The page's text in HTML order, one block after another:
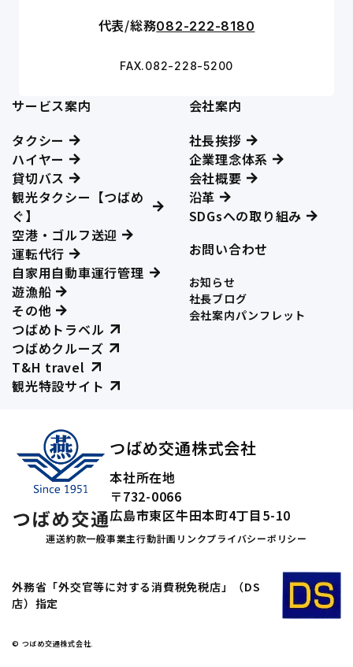
代表/総務082-222-8180
FAX.082-228-5200
サービス案内
タクシー
ハイヤー
貸切バス
観光タクシー【つばめ
ぐ】
空港・ゴルフ送迎
運転代行
自家用自動車運行管理
遊漁船
その他
つばめトラベル
つばめクルーズ
T&H travel
観光特設サイト
会社案内
社長挨拶
企業理念体系
会社概要
沿革
SDGsへの取り組み
お問い合わせ
お知らせ
社長ブログ
会社案内パンフレット
つばめ交通株式会社
本社所在地
〒732-0066
広島市東区牛田本町4丁目5-10
運送約款一般事業主行動計画 リンクプライバシーポリシー
外務省「外交官等に対する消費税免税店」（DS
店）指定
© つばめ交通株式会社.